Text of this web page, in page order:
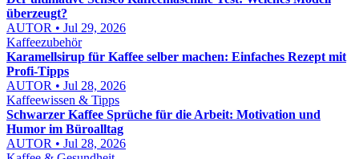
überzeugt?
AUTOR • Jul 29, 2026
Kaffeezubehör
Karamellsirup für Kaffee selber machen: Einfaches Rezept mit
Profi-Tipps
AUTOR • Jul 28, 2026
Kaffeewissen & Tipps
Schwarzer Kaffee Sprüche für die Arbeit: Motivation und
Humor im Büroalltag
AUTOR • Jul 28, 2026